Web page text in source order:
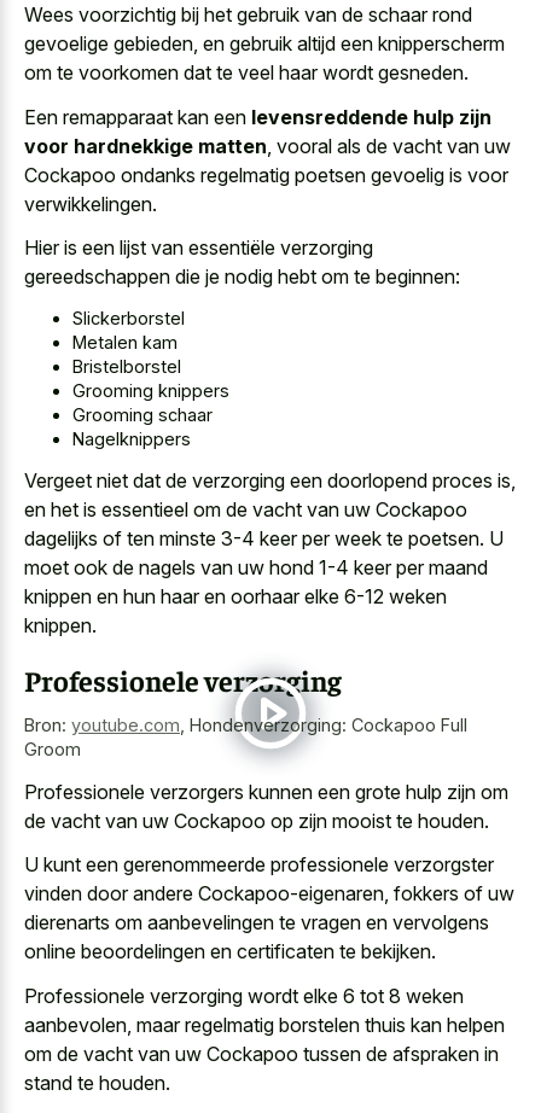
Wees voorzichtig bij het gebruik van de schaar rond
gevoelige gebieden, en gebruik altijd een knipperscherm
om te voorkomen dat te veel haar wordt gesneden.
Een remapparaat kan een levensreddende hulp zijn
voor hardnekkige matten , vooral als de vacht van uw
Cockapoo ondanks regelmatig poetsen gevoelig is voor
verwikkelingen.
Hier is een lijst van essentiële verzorging
gereedschappen die je nodig hebt om te beginnen:
Slickerborstel
Metalen kam
Bristelborstel
Grooming knippers
Grooming schaar
Nagelknippers
Vergeet niet dat de verzorging een doorlopend proces is,
en het is essentieel om de vacht van uw Cockapoo
dagelijks of ten minste 3-4 keer per week te poetsen. U
moet ook de nagels van uw hond 1-4 keer per maand
knippen en hun haar en oorhaar elke 6-12 weken
knippen.
Professionele verzorging
Bron: youtube.com, Hondenverzorging: Cockapoo Full
Groom
Professionele verzorgers kunnen een grote hulp zijn om
de vacht van uw Cockapoo op zijn mooist te houden.
U kunt een gerenommeerde professionele verzorgster
vinden door andere Cockapoo-eigenaren, fokkers of uw
dierenarts om aanbevelingen te vragen en vervolgens
online beoordelingen en certificaten te bekijken.
Professionele verzorging wordt elke 6 tot 8 weken
aanbevolen, maar regelmatig borstelen thuis kan helpen
om de vacht van uw Cockapoo tussen de afspraken in
stand te houden.